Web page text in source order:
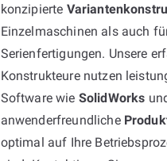
konzipierte
Einzelmaschinen als auch
Serienfertigungen. Unsere
Konstrukteure nutzen
Software wie SolidWorks
anwenderfreundliche
optimal auf Ihre